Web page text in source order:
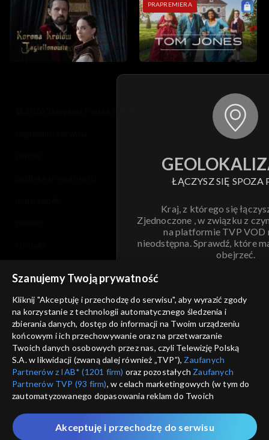
PRAPREMIERA
ŁĄCZYSZ SIĘ SPOZA
Kraj, z którego się
Zjednoczone , w związku z
na platformie TVP VOD
nieodstępna. Sprawdź, które
obejrzeć.
ANULUJ
informacje o dostawcy usług
Szanujemy Twoją prywatność
Kliknij "Akceptuję i przechodzę do serwisu", aby wyrazić zgody
na korzystanie z technologii automatycznego śledzenia i
zbierania danych, dostęp do informacji na Twoim urządzeniu
końcowym i ich przechowywanie oraz na przetwarzanie
Twoich danych osobowych przez nas, czyli Telewizję Polską
S.A. w likwidacji (zwaną dalej również „TVP”), Zaufanych
Partnerów z IAB* (1201 firm) oraz pozostałych Zaufanych
Partnerów TVP (93 firm), w celach marketingowych (w tym do
zautomatyzowanego dopasowania reklam do Twoich
które wskazujemy poniżej, a także zgody na udostępnianie
przez nas identyfikatora PPID do Google.
Akceptuję i przechodzę do serwisu